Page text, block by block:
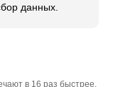
данных.
в 16 раз быстрее.